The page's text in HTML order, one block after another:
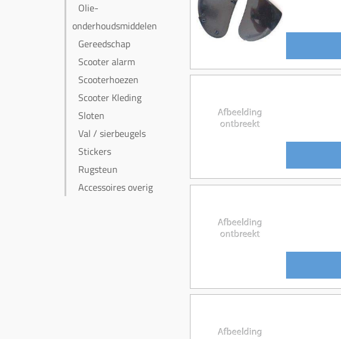
Olie-
onderhoudsmiddelen
Gereedschap
Scooter alarm
Scooterhoezen
Scooter Kleding
Sloten
Val / sierbeugels
Stickers
Rugsteun
Accessoires overig